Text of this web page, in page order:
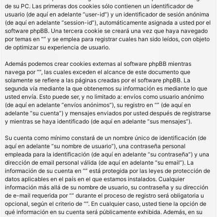
de su PC. Las primeras dos cookies sólo contienen un identificador de
usuario (de aquí en adelante “user-id”) y un identificador de sesión anónima
(de aquí en adelante “session-id”), automáticamente asignada a usted por el
software phpBB. Una tercera cookie se creará una vez que haya navegado
por temas en “” y se emplea para registrar cuales han sido leídos, con objeto
de optimizar su experiencia de usuario.
Además podemos crear cookies externas al software phpBB mientras
navega por “”, las cuales exceden el alcance de este documento que
solamente se refiere a las páginas creadas por el software phpBB. La
segunda vía mediante la que obtenemos su información es mediante lo que
usted envía. Esto puede ser, y no limitado a: envíos como usuario anónimo
(de aquí en adelante “envíos anónimos”), su registro en “” (de aquí en
adelante “su cuenta”) y mensajes enviados por usted después de registrarse
y mientras se haya identificado (de aquí en adelante “sus mensajes”).
Su cuenta como mínimo constará de un nombre único de identificación (de
aquí en adelante “su nombre de usuario”), una contraseña personal
empleada para la identificación (de aquí en adelante “su contraseña”) y una
dirección de email personal válida (de aquí en adelante “su email”). La
información de su cuenta en “” está protegida por las leyes de protección de
datos aplicables en el país en el que estamos instalados. Cualquier
información más allá de su nombre de usuario, su contraseña y su dirección
de e-mail requerida por “” durante el proceso de registro será obligatoria u
opcional, según el criterio de “”. En cualquier caso, usted tiene la opción de
qué información en su cuenta será públicamente exhibida. Además, en su